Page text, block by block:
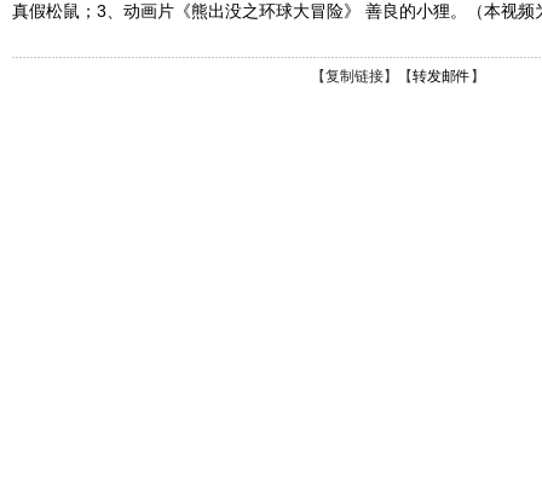
真假松鼠；3、动画片《熊出没之环球大冒险》 善良的小狸。（本视频
【复制链接】【转发邮件 】